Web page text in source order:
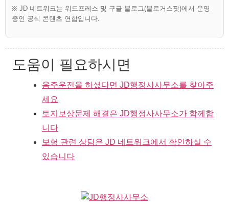
※ JD 네트워크는 워드프레스 및 구글 블로그(블로거스팟)에서 운영
중인 공식 콘텐츠 연합입니다.
도움이 필요하시면
음주운전을 하셨다면 JD행정사사무소를 찾아주
세요
토지보상문제 해결은 JD행정사사무소가 함께합
니다
보험 관련 상담은 JD 네트워크에서 확인하실 수
있습니다